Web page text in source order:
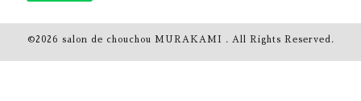
©2026 salon de chouchou MURAKAMI . All Rights Reserved.